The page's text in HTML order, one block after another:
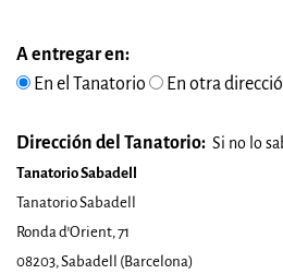
A entregar en:
En el Tanatorio
En otra
Dirección del Tanatorio: Si no lo
Tanatorio Sabadell
Tanatorio Sabadell
Ronda d'Orient, 71
08203, Sabadell (Barcelona)